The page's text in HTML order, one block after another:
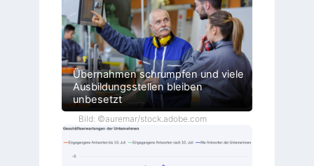
Übernahmen schrumpfen und viele
Ausbildungsstellen bleiben
unbesetzt
Bild: ©auremar/stock.adobe.com